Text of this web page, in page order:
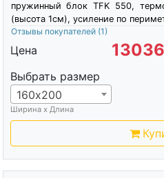
пружинный блок TFK 550,
(высота 1см), усиление по
Отзывы покупателей (1)
Цена 13036
Выбрать размер
160х200
Ширина х Длина